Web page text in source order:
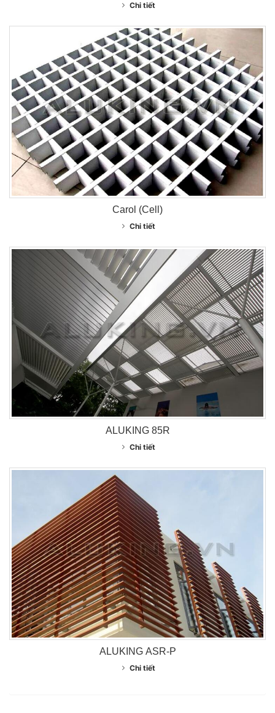
Chi tiết
Carol (Cell)
Chi tiết
ALUKING 85R
Chi tiết
ALUKING ASR-P
Chi tiết